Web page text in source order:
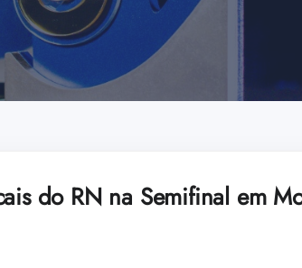
do RN na Semifinal em